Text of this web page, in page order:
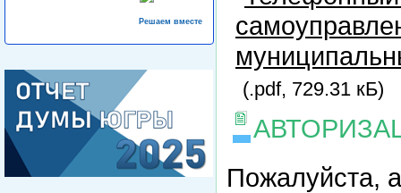
Решаем вместе
(.pdf, 729.31 кБ)
Пожалуйста,